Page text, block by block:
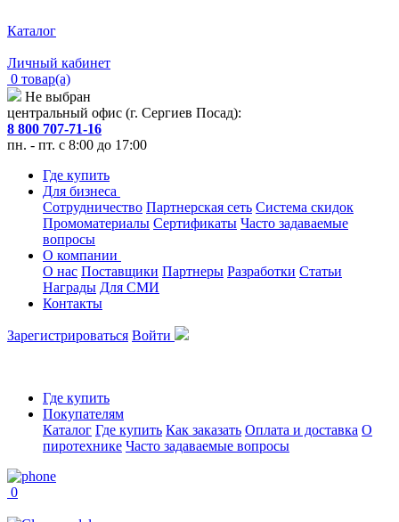
Каталог
Личный кабинет
0 товар(а)
Не выбран
центральный офис (г. Сергиев Посад):
8 800 707-71-16
пн. - пт. с 8:00 до 17:00
Где купить
Для бизнеса
Сотрудничество Партнерская сеть Система скидок
Промоматериалы Сертификаты Часто задаваемые
вопросы
О компании
О нас Поставщики Партнеры Разработки Статьи
Награды Для СМИ
Контакты
Зарегистрироваться Войти
Где купить
Покупателям
Каталог Где купить Как заказать Оплата и доставка О
пиротехнике Часто задаваемые вопросы
0